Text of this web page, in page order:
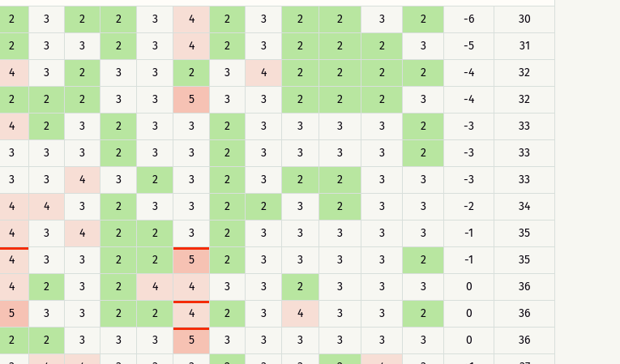
2 3 2 2 3 4 2 3 2 2 3 2 -6
30
2 3 3 2 3 4 2 3 2 2 2 3 -5
31
4 3 2 3 3 2 3 4 2 2 2 2 -4
32
2 2 2 3 3 5 3 3 2 2 2 3 -4
32
4 2 3 2 3 3 2 3 3 3 3 2 -3
33
3 3 3 2 3 3 2 3 3 3 3 2 -3
33
3 3 4 3 2 3 2 3 2 2 3 3 -3
33
4 4 3 2 3 3 2 2 3 2 3 3 -2
34
4 3 4 2 2 3 2 3 3 3 3 3 -1
35
4 3 3 2 2 5 2 3 3 3 3 2 -1
35
4 2 3 2 4 4 3 3 2 3 3 3 0
36
5 3 3 2 2 4 2 3 4 3 3 2 0
36
2 2 3 3 3 5 3 3 3 3 3 3 0
36